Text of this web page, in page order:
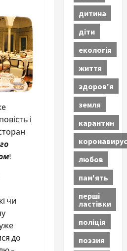
і
!
чи
до
дитина
діти
екологія
життя
здоров'я
земля
карантин
коронавирус
любов
пам'ять
перші
ластівки
поліція
поэзия